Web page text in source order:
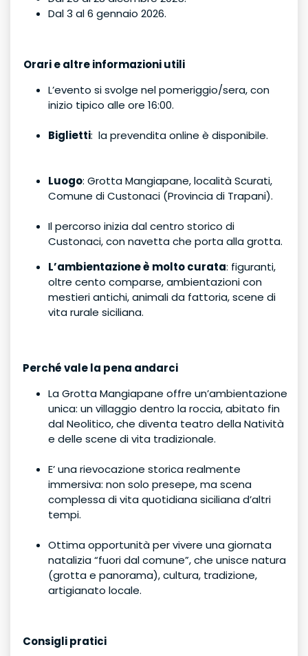
Dal 3 al 6 gennaio 2026.
Orari e altre informazioni utili
L’evento si svolge nel pomeriggio/sera, con
inizio tipico alle ore 16:00.
Biglietti: la prevendita online è disponibile.
Luogo: Grotta Mangiapane, località Scurati,
Comune di Custonaci (Provincia di Trapani).
Il percorso inizia dal centro storico di
Custonaci, con navetta che porta alla grotta.
L’ambientazione è molto curata: figuranti,
oltre cento comparse, ambientazioni con
mestieri antichi, animali da fattoria, scene di
vita rurale siciliana.
Perché vale la pena andarci
La Grotta Mangiapane offre un’ambientazione
unica: un villaggio dentro la roccia, abitato fin
dal Neolitico, che diventa teatro della Natività
e delle scene di vita tradizionale.
E’ una rievocazione storica realmente
immersiva: non solo presepe, ma scena
complessa di vita quotidiana siciliana d’altri
tempi.
Ottima opportunità per vivere una giornata
natalizia “fuori dal comune”, che unisce natura
(grotta e panorama), cultura, tradizione,
artigianato locale.
Consigli pratici